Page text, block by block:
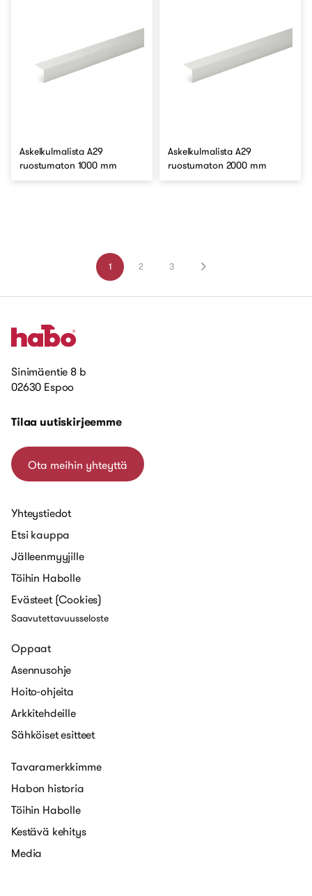
Askelkulmalista A29
ruostumaton 1000 mm
Askelkulmalista A29
ruostumaton 2000 mm
1 2 3
Sinimäentie 8 b
02630 Espoo
Tilaa uutiskirjeemme
Ota meihin yhteyttä
Yhteystiedot
Etsi kauppa
Jälleenmyyjille
Töihin Habolle
Evästeet (Cookies)
Saavutettavuusseloste
Oppaat
Asennusohje
Hoito-ohjeita
Arkkitehdeille
Sähköiset esitteet
Tavaramerkkimme
Habon historia
Töihin Habolle
Kestävä kehitys
Media